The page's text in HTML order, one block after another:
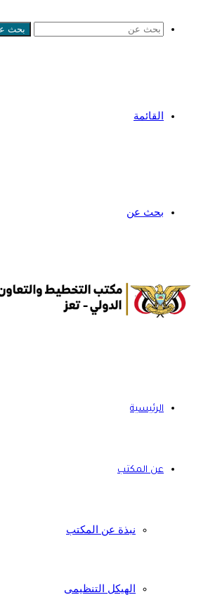
بحث
القائمة
بحث عن
الرئيسية
عن المكتب
نبذة عن المكتب
الهيكل التنظيمى